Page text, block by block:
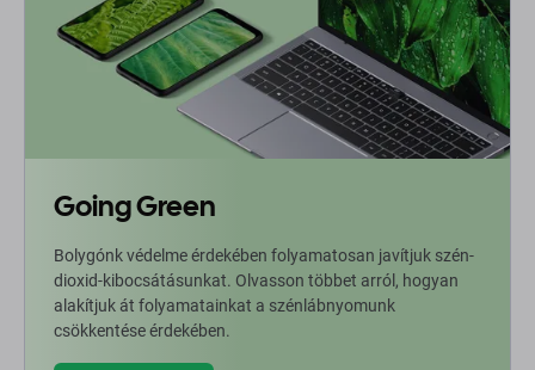
Going Green
Bolygónk védelme érdekében folyamatosan javítjuk szén-
dioxid-kibocsátásunkat. Olvasson többet arról, hogyan
alakítjuk át folyamatainkat a szénlábnyomunk
csökkentése érdekében.